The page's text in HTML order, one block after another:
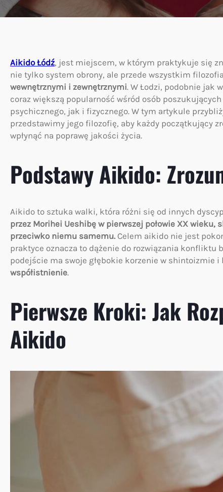
Aikido Łódź, jest miejscem, w którym praktykuje się
nie tylko system obrony, ale przede wszystkim
wewnętrznymi i zewnętrznymi. W Łodzi, podobnie jak
coraz większą popularność wśród osób
psychicznego, jak i fizycznego. W tym artykule
przedstawimy jego filozofię, aby każdy początkujący
wpłynąć na poprawę jakości życia.
Podstawy Aikido:
Aikido to sztuka walki, która różni się od innych
przez Morihei Ueshibę w pierwszej połowie XX
przeciwko niemu samemu. Celem aikido nie jest
praktyce oznacza to dążenie do rozwiązania konfliktu
podejście ma swoje głębokie korzenie w shintoizmie i
współistnienie.
Pierwsze Kroki: Jak
Aikido